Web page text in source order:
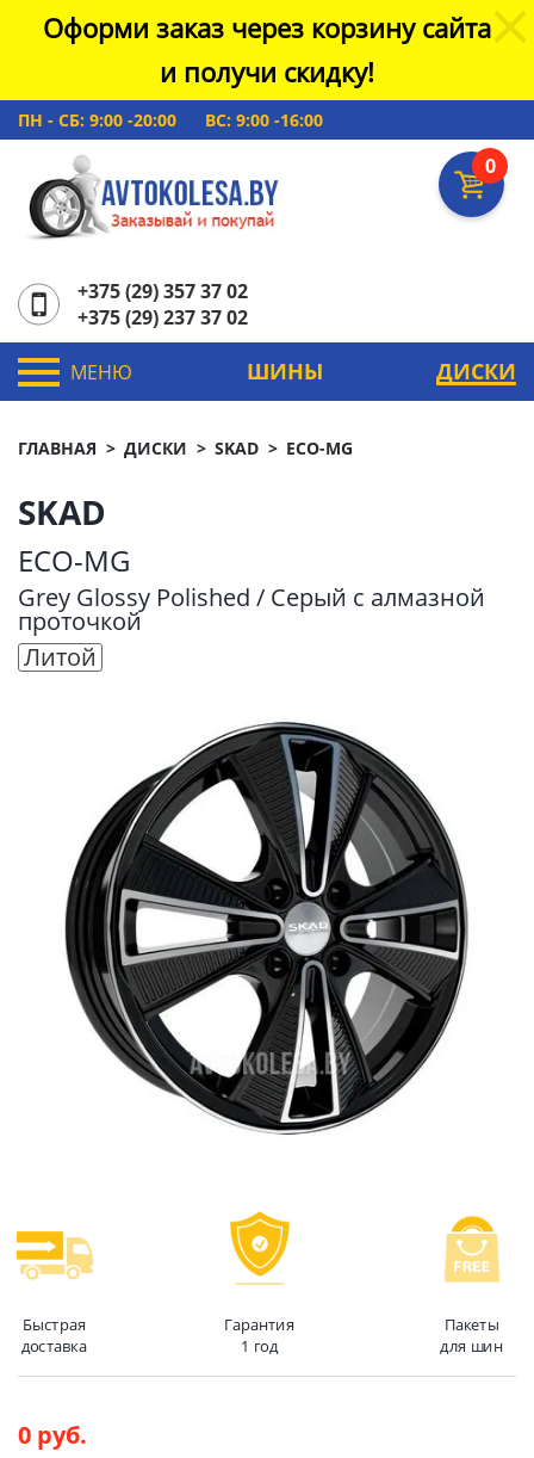
Оформи заказ через корзину сайта
и получи скидку!
ПН - СБ: 9:00 -20:00 ВС: 9:00 -16:00
0
+375 (29) 357 37 02
+375 (29) 237 37 02
МЕНЮ ШИНЫ ДИСКИ
ГЛАВНАЯ ДИСКИ SKAD ECO-MG
SKAD
ECO-MG
Grey Glossy Polished / Серый с алмазной
проточкой
Литой
Быстрая
доставка
Гарантия
1 год
Пакеты
для шин
0 руб.